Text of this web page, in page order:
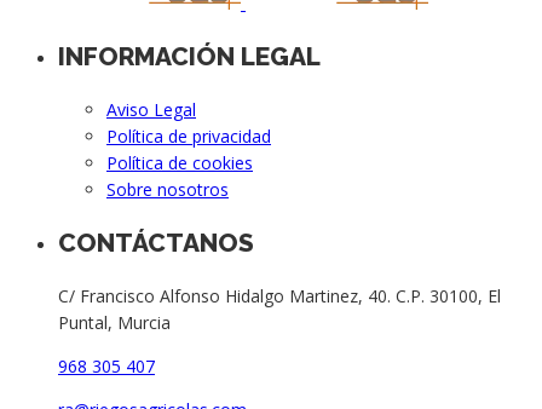
INFORMACIÓN LEGAL
Aviso Legal
Política de privacidad
Política de cookies
Sobre nosotros
CONTÁCTANOS
C/ Francisco Alfonso Hidalgo Martinez, 40. C.P. 30100, El
Puntal, Murcia
968 305 407